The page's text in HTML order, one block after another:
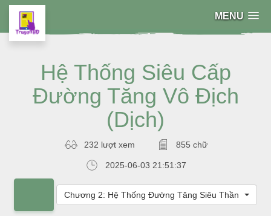
MENU
Hệ Thống Siêu Cấp
Đường Tăng Vô Địch
(Dịch)
232 lượt xem 855 chữ
2025-06-03 21:51:37
Chương 2: Hệ Thống Đường Tăng Siêu Thần